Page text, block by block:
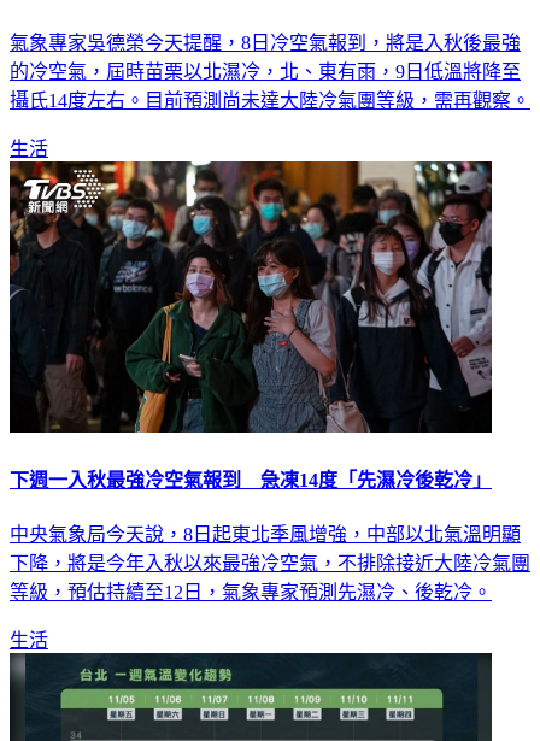
氣象專家吳德榮今天提醒，8日冷空氣報到，將是入秋後最強
的冷空氣，屆時苗栗以北濕冷，北、東有雨，9日低溫將降至
攝氏14度左右。目前預測尚未達大陸冷氣團等級，需再觀察。
生活
下週一入秋最強冷空氣報到 急凍14度「先濕冷後乾冷」
中央氣象局今天說，8日起東北季風增強，中部以北氣溫明顯
下降，將是今年入秋以來最強冷空氣，不排除接近大陸冷氣團
等級，預估持續至12日，氣象專家預測先濕冷、後乾冷。
生活